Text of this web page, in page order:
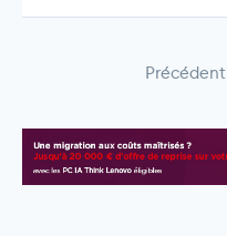
Précédent